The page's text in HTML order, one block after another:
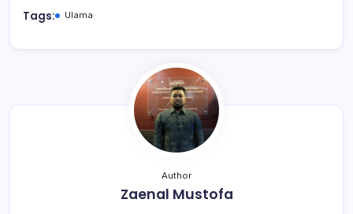
Tags: Ulama
Author
Zaenal Mustofa